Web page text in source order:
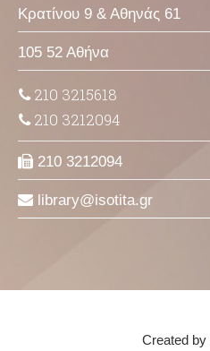
Κρατίνου 9 & Αθηνάς 61
105 52 Αθήνα
210 3215618
210 3212094
210 3212094
library isotita gr
Created by